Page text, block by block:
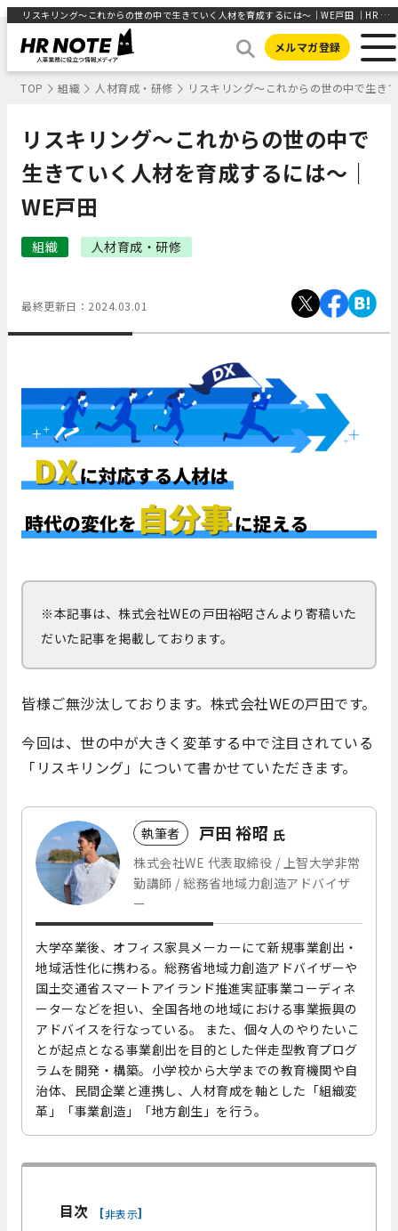
リスキリング〜これからの世の中で生きていく人材を育成するには〜｜WE戸田 ｜HR NOTE
メルマガ登録
TOP 組織 人材育成・研修 リスキリング〜これからの世の中で生き
リスキリング〜これからの世の中で
生きていく人材を育成するには〜｜
WE戸田
組織 人材育成・研修
最終更新日： 2024.03.01
※本記事は、株式会社WEの戸田裕昭さんより寄稿いた
だいた記事を掲載しております。
皆様ご無沙汰しております。株式会社WEの戸田です。
今回は、世の中が大きく変革する中で注目されている
「リスキリング」について書かせていただきます。
執筆者 戸田 裕昭 氏
株式会社WE 代表取締役 / 上智大学非常
勤講師 / 総務省地域力創造アドバイザ
ー
大学卒業後、オフィス家具メーカーにて新規事業創出・
地域活性化に携わる。総務省地域力創造アドバイザーや
国土交通省スマートアイランド推進実証事業コーディネ
ーターなどを担い、全国各地の地域における事業振興の
アドバイスを行なっている。 また、個々人のやりたいこ
とが起点となる事業創出を目的とした伴走型教育プログ
ラムを開発・構築。小学校から大学までの教育機関や自
治体、民間企業と連携し、人材育成を軸とした「組織変
革」「事業創造」「地方創生」を行う。
目次 [非表示]